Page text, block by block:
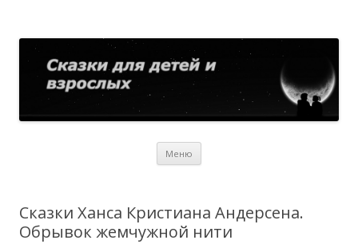
Меню
Сказки Ханса Кристиана Андерсена.
Обрывок жемчужной нити